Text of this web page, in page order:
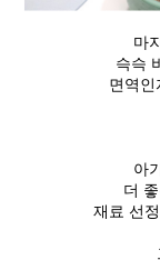
마
슥슥
면역
아
더
재료 선